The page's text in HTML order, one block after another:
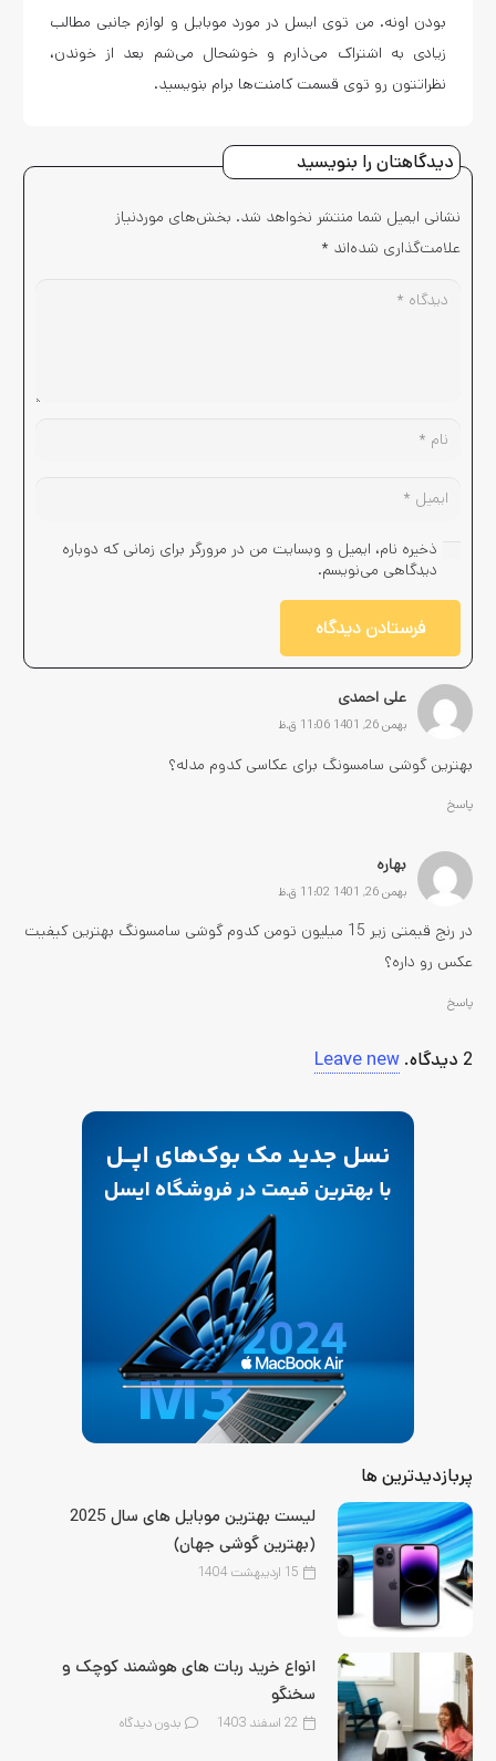
بودن اونه. من توی ایسل در مورد موبایل و لوازم جانبی مطالب
زیادی به اشتراک می‌ذارم و خوشحال می‌شم بعد از خوندن،
نظراتتون رو توی قسمت کامنت‌ها برام بنویسید.
2 دیدگاه.
Leave new
علی احمدی
بهمن 26, 1401 11:06 ق.ظ
بهترین گوشی سامسونگ برای عکاسی کدوم مدله؟
پاسخ
بهاره
بهمن 26, 1401 11:02 ق.ظ
در رنج قیمتی زیر 15 میلیون تومن کدوم گوشی سامسونگ بهترین کیفیت
عکس رو داره؟
پاسخ
دیدگاهتان را بنویسید
نشانی ایمیل شما منتشر نخواهد شد. بخش‌های موردنیاز
علامت‌گذاری شده‌اند *
ذخیره نام، ایمیل و وبسایت من در مرورگر برای زمانی که دوباره
دیدگاهی می‌نویسم.
فرستادن دیدگاه
پربازدیدترین ها
لیست بهترین موبایل‌ های سال 2025
(بهترین گوشی جهان)
15 اردیبهشت 1404
انواع خرید ربات های هوشمند کوچک و
سخنگو
22 اسفند 1403 بدون دیدگاه